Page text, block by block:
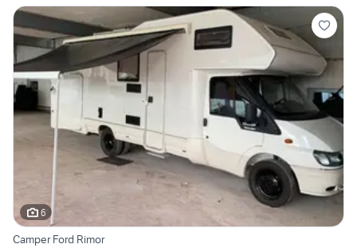
6
Camper Ford Rimor